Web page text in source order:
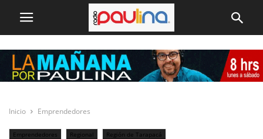
Inicio Emprendedores
Emprendedores Regional Región de Tarapacá